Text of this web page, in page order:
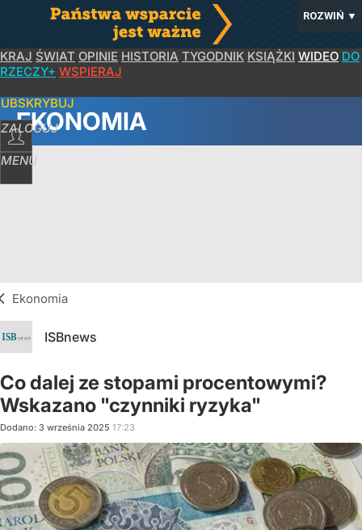
ROZWIŃ ▼
KRAJ ŚWIAT OPINIE HISTORIA TYGODNIK KSIĄŻKI WIDEO DO
RZECZY+ WSPIERAJ
ZALOGUJ
MENU
EKONOMIA
Ekonomia
ISBnews
Co dalej ze stopami procentowymi?
Wskazano "czynniki ryzyka"
Dodano: 3 września 2025 17:23